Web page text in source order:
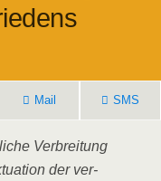
Mail SMS
Ver­brei­tung
der ver­